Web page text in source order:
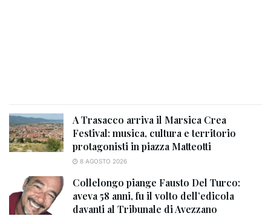
A Trasacco arriva il Marsica Crea
Festival: musica, cultura e territorio
protagonisti in piazza Matteotti
8 AGOSTO 2026
Collelongo piange Fausto Del Turco:
aveva 58 anni, fu il volto dell’edicola
davanti al Tribunale di Avezzano